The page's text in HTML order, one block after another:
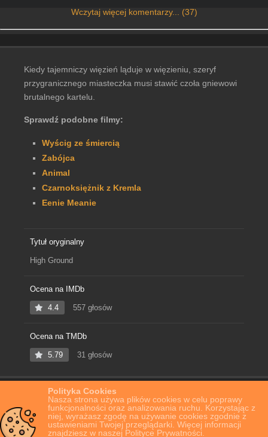
Polityka Cookies
Nasza strona używa plików cookies w celu poprawy
funkcjonalności oraz analizowania ruchu. Korzystając z
niej, wyrażasz zgodę na używanie cookies zgodnie z
ustawieniami Twojej przeglądarki. Więcej informacji
znajdziesz w naszej Polityce Prywatności.
Wczytaj więcej komentarzy... (37)
Kiedy tajemniczy więzień ląduje w więzieniu, szeryf
przygranicznego miasteczka musi stawić czoła gniewowi
brutalnego kartelu.
Sprawdź podobne filmy:
Wyścig ze śmiercią
Zabójca
Animal
Czarnoksiężnik z Kremla
Eenie Meanie
Tytuł oryginalny
High Ground
Ocena na IMDb
4.4 557 głosów
Ocena na TMDb
5.79 31 głosów
Film Online High Ground